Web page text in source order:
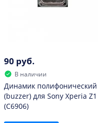
90 руб.
В наличии
Динамик полифонический
(buzzer) для Sony Xperia Z1
(C6906)